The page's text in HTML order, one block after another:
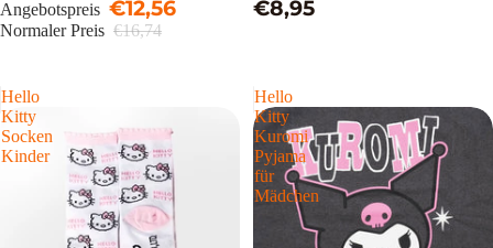
Angebotspreis €12,56
Normaler Preis €16,74
€8,95
Hello
Kitty
Socken
Kinder
Hello
Kitty
Kuromi
Pyjama
für
Mädchen